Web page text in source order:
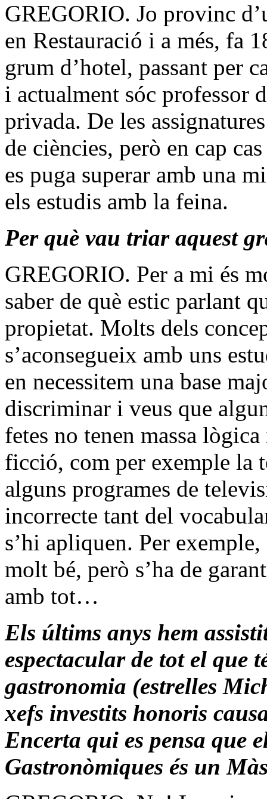
GREGORIO. Jo provinc
en Restauració i a més, fa
grum d’hotel, passant per
i actualment sóc professor
privada. De les
de ciències, però en cap
es puga superar amb una
els estudis amb la feina.
Per què vau triar aquest
GREGORIO. Per a mi és
saber de què estic parlant
propietat. Molts dels
s’aconsegueix amb uns
en necessitem una base
discriminar i veus que
fetes no tenen massa
ficció, com per exemple la
alguns programes de
incorrecte tant del
s’hi apliquen. Per
molt bé, però s’ha de
amb tot…
Els últims anys hem
espectacular de tot el que
gastronomia (estrelles
xefs investits honoris
Encerta qui es pensa que
Gastronòmiques és un